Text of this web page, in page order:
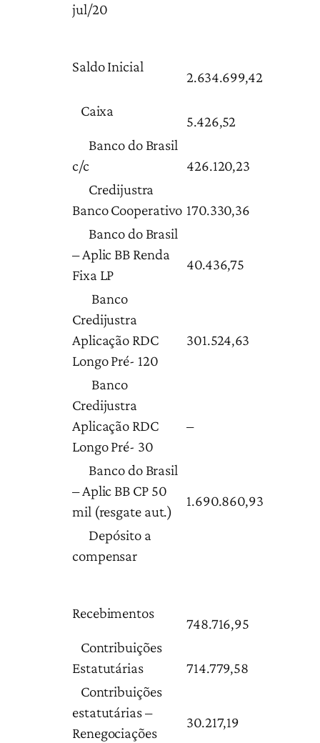
jul/20
Saldo Inicial
2.634.699,42
Caixa
5.426,52
Banco do Brasil
c/c
426.120,23
Credijustra
Banco Cooperativo 170.330,36
Banco do Brasil
– Aplic BB Renda
Fixa LP
40.436,75
Banco
Credijustra
Aplicação RDC
Longo Pré- 120
301.524,63
Banco
Credijustra
Aplicação RDC
Longo Pré- 30
–
Banco do Brasil
– Aplic BB CP 50
mil (resgate aut.)
1.690.860,93
Depósito a
compensar
Recebimentos
748.716,95
Contribuições
Estatutárias
714.779,58
Contribuições
estatutárias –
Renegociações
30.217,19